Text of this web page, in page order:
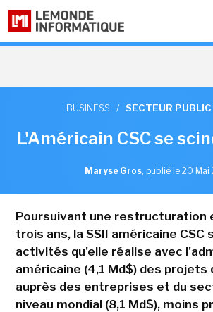
BUSINESS / SECTEUR
L'Américain CSC se
Maryse Gros, publié le 20 Mai
Poursuivant une restructuration
trois ans, la SSII américaine CSC
activités qu'elle réalise avec
américaine (4,1 Md$) des projets
auprès des entreprises et du
niveau mondial (8,1 Md$), moins